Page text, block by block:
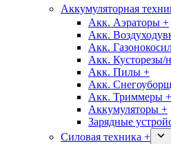
Аккумуляторная
Акк. Аэраторы +
Акк.
Акк.
Акк.
Акк. Пилы +
Акк.
Акк. Триммеры +
Аккумуляторы +
Зарядные
Силовая техника +